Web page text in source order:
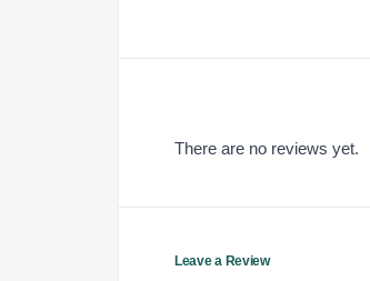
There are no reviews yet.
Leave a Review